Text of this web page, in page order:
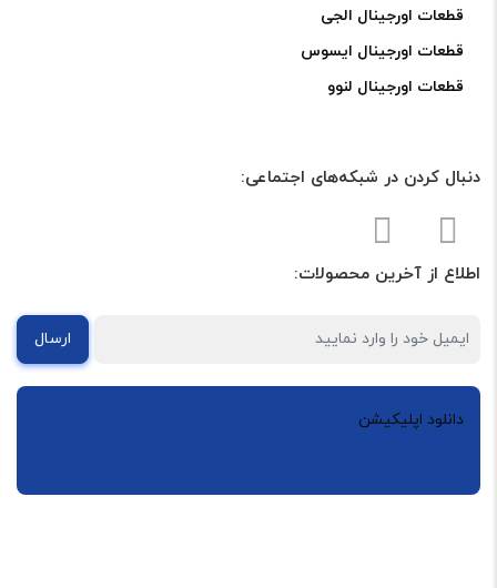
قطعات اورجینال الجی
قطعات اورجینال ایسوس
قطعات اورجینال لنوو
دنبال کردن در شبکه‌های اجتماعی:
اطلاع از آخرین محصولات:
ارسال
دانلود اپلیکیشن